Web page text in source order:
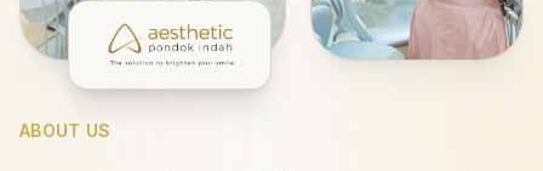
ABOUT US